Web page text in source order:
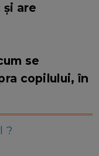
are
se
copilului, în
?